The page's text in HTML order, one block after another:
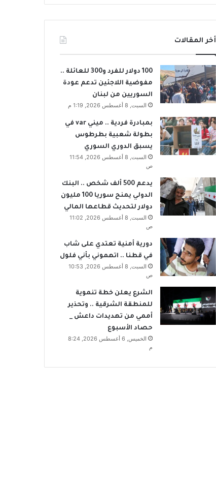
أخر المقالات
100 دولار للفرد و300 للعائلة ..
مفوضية اللاجئين تدعم عودة
السوريين من لبنان
السبت, 8 أغسطس 2026, 1:19 م
بمبادرة فردية .. ميني var في
بطولة شعبية بطرطوس
يسبق الدوري السوري
السبت, 8 أغسطس 2026, 11:54
ص
يدعم 500 ألف شخص .. البنك
الدولي يمنح سوريا 100 مليون
دولار لتحديث قطاعها المالي
السبت, 8 أغسطس 2026, 11:02
ص
دورية أمنية تعتدي على شاب
في قطنا .. اتهموني بأني فلول
السبت, 8 أغسطس 2026, 10:53
ص
الشرع يعلن خطة تنموية
للمنطقة الشرقية .. وتحذير
أممي من تهديدات داعش _
حصاد الأسبوع
الخميس, 6 أغسطس 2026, 8:24
م